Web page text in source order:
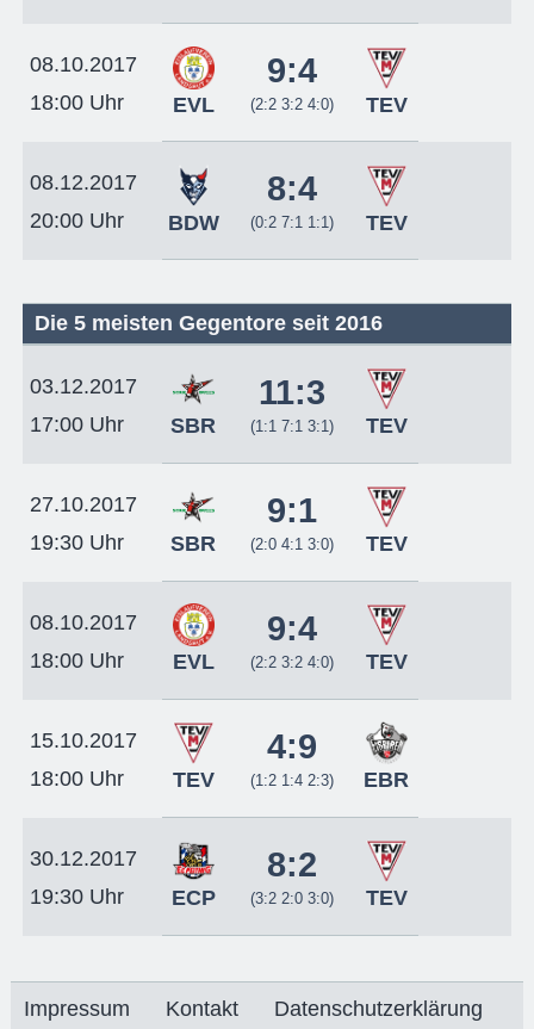
08.10.2017
18:00 Uhr
EVL
9:4
(2:2 3:2 4:0) TEV
08.12.2017
20:00 Uhr
BDW
8:4
(0:2 7:1 1:1) TEV
Die 5 meisten Gegentore seit 2016
03.12.2017
17:00 Uhr
SBR
11:3
(1:1 7:1 3:1) TEV
27.10.2017
19:30 Uhr
SBR
9:1
(2:0 4:1 3:0) TEV
08.10.2017
18:00 Uhr
EVL
9:4
(2:2 3:2 4:0) TEV
15.10.2017
18:00 Uhr
TEV
4:9
(1:2 1:4 2:3) EBR
30.12.2017
19:30 Uhr
ECP
8:2
(3:2 2:0 3:0) TEV
Impressum Kontakt Datenschutzerklärung